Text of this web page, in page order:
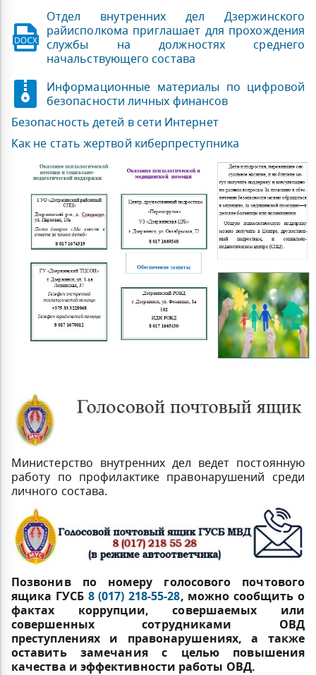
Отдел внутренних дел Дзержинского
райисполкома приглашает для прохождения
службы на должностях среднего
начальствующего состава
Информационные материалы по цифровой
безопасности личных финансов
Безопасность детей в сети Интернет
Как не стать жертвой киберпреступника
Министерство внутренних дел ведет постоянную
работу по профилактике правонарушений среди
личного состава.
Позвонив по номеру голосового почтового
ящика ГУСБ 8 (017) 218-55-28, можно сообщить о
фактах коррупции, совершаемых или
совершенных сотрудниками ОВД
преступлениях и правонарушениях, а также
оставить замечания с целью повышения
качества и эффективности работы ОВД.